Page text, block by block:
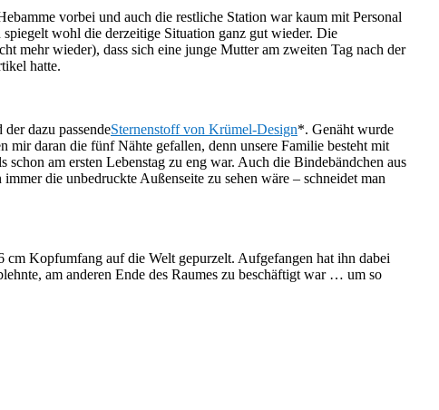
vorbei und auch die restliche Station war kaum mit Personal
wohl die derzeitige Situation ganz gut wieder. Die
mehr wieder), dass sich eine junge Mutter am zweiten Tag nach der
hatte.
der dazu passendeSternenstoff von Krümel-Design*. Genäht wurde
mir daran die fünf Nähte gefallen, denn unsere Familie besteht mit
schon am ersten Lebenstag zu eng war. Auch die Bindebändchen aus
die unbedruckte Außenseite zu sehen wäre – schneidet man
cm Kopfumfang auf die Welt gepurzelt. Aufgefangen hat ihn dabei
am anderen Ende des Raumes zu beschäftigt war … um so